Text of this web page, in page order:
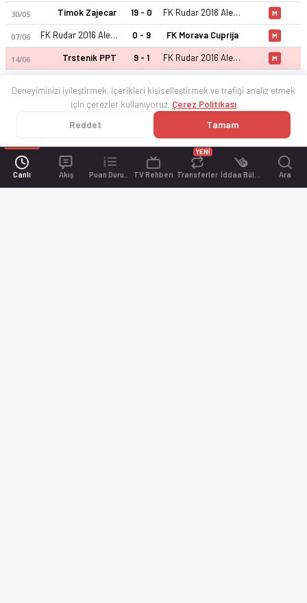
Canlı Akış TV Rehberi Transferler
YENİ
Ara
30/05 Timok Zajecar 19 - 0 FK Rudar 2016 Aleksinački Rudnik M
07/06 FK Rudar 2016 Aleksinački Rudnik 0 - 9 FK Morava Cuprija M
14/06 Trstenik PPT 9 - 1 FK Rudar 2016 Aleksinački Rudnik M
Deneyiminizi iyileştirmek, içerikleri kişiselleştirmek ve trafiği analiz etmek
için çerezler kullanıyoruz. Çerez Politikası
Reddet Tamam